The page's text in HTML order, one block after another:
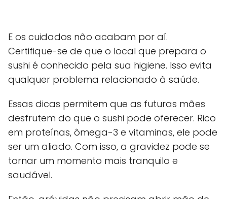
E os cuidados não acabam por aí.
Certifique-se de que o local que prepara o
sushi é conhecido pela sua higiene. Isso evita
qualquer problema relacionado à saúde.
Essas dicas permitem que as futuras mães
desfrutem do que o sushi pode oferecer. Rico
em proteínas, ômega-3 e vitaminas, ele pode
ser um aliado. Com isso, a gravidez pode se
tornar um momento mais tranquilo e
saudável.